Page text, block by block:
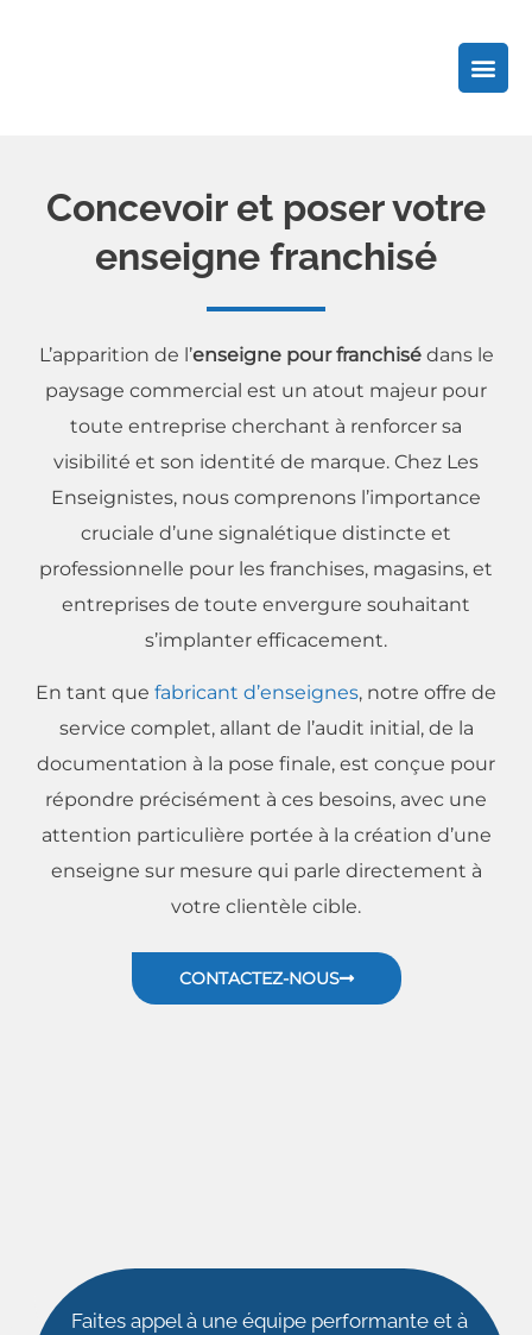
Concevoir et poser votre
enseigne franchisé
L’apparition de l’enseigne pour franchisédans le
paysage commercial est un atout majeur pour
toute entreprise cherchant à renforcer sa
visibilité et son identité de marque. Chez Les
Enseignistes, nous comprenons l’importance
cruciale d’une signalétique distincte et
professionnelle pour les franchises, magasins, et
entreprises de toute envergure souhaitant
s’implanter efficacement.
En tant que fabricant d’enseignes, notre offre de
service complet, allant de l’audit initial, de la
documentation à la pose finale, est conçue pour
répondre précisément à ces besoins, avec une
attention particulière portée à la création d’une
enseigne sur mesure qui parle directement à
votre clientèle cible.
CONTACTEZ-NOUS
Faites appel à une équipe performante et à